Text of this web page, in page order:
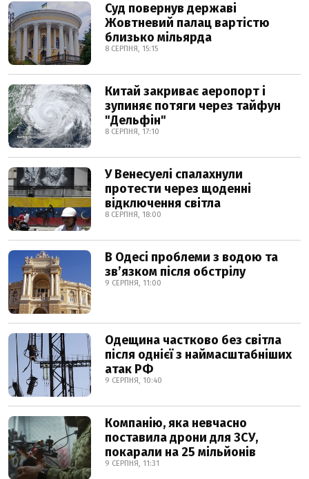
Суд повернув державі
Жовтневий палац вартістю
близько мільярда
8 СЕРПНЯ, 15:15
Китай закриває аеропорт і
зупиняє потяги через тайфун
"Дельфін"
8 СЕРПНЯ, 17:10
У Венесуелі спалахнули
протести через щоденні
відключення світла
8 СЕРПНЯ, 18:00
В Одесі проблеми з водою та
звʼязком після обстрілу
9 СЕРПНЯ, 11:00
Одещина частково без світла
після однієї з наймасштабніших
атак РФ
9 СЕРПНЯ, 10:40
Компанію, яка невчасно
поставила дрони для ЗСУ,
покарали на 25 мільйонів
9 СЕРПНЯ, 11:31